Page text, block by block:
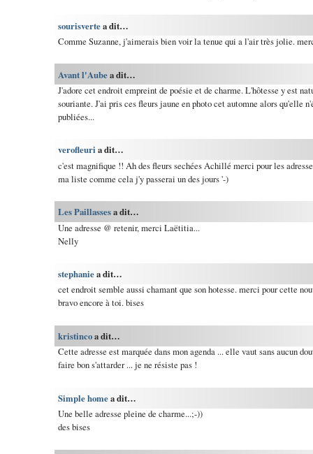
sourisvertea dit…
Comme Suzanne, j'aimerais bien voir la tenue qui a l'air très jolie.
Avant l'Aubea dit…
J'adore cet endroit empreint de poésie et de charme. L'hôtesse y est
souriante. J'ai pris ces fleurs jaune en photo cet automne alors qu'elle
publiées...
verofleuri a dit…
c'est magnifique !! Ah des fleurs sechées Achillé merci pour les
ma liste comme cela j'y passerai un des jours '-)
Les Paillassesa dit…
Une adresse @ retenir, merci Laëtitia...
Nelly
stephaniea dit…
cet endroit semble aussi chamant que son hotesse. merci pour cette
bravo encore à toi. bises
kristincoa dit…
Cette adresse est marquée dans mon agenda ... elle vaut sans aucun
faire bon s'attarder ... je ne résiste pas !
Simple homea dit…
Une belle adresse pleine de charme...;-))
des bises